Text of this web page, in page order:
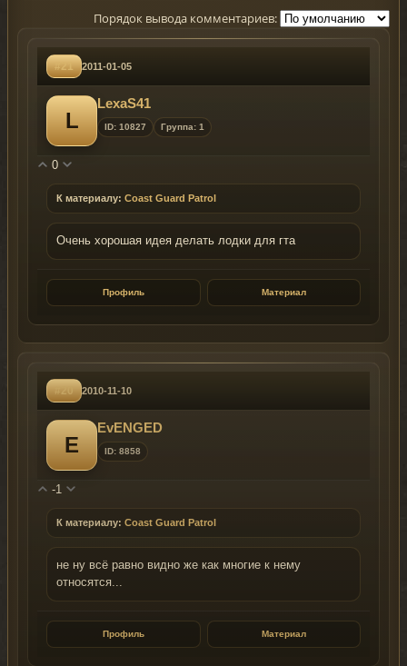
Порядок вывода комментариев:
#21 2011-01-05
L
LexaS41
ID: 10827 Группа: 1
0
К материалу: Coast Guard Patrol
Очень хорошая идея делать лодки для гта
Профиль Материал
#20 2010-11-10
E
EvENGED
ID: 8858
-1
К материалу: Coast Guard Patrol
не ну всё равно видно же как многие к нему
относятся...
Профиль Материал